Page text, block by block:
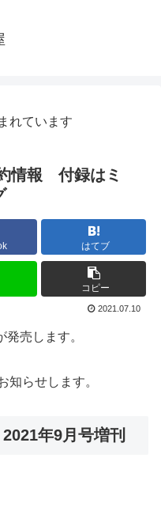
れています
情報 付録はミ
はてブ
コピー
2021.07.10
売します。
知らせします。
年9月号増刊